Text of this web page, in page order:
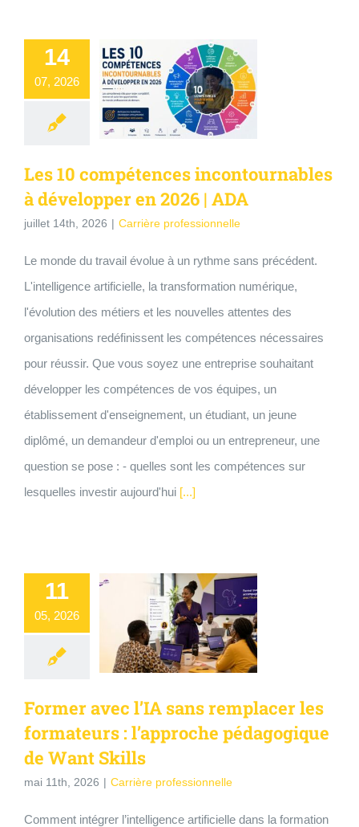
14
07, 2026
Les 10 compétences incontournables
à développer en 2026 | ADA
juillet 14th, 2026 | Carrière professionnelle
Le monde du travail évolue à un rythme sans précédent.
L'intelligence artificielle, la transformation numérique,
l'évolution des métiers et les nouvelles attentes des
organisations redéfinissent les compétences nécessaires
pour réussir. Que vous soyez une entreprise souhaitant
développer les compétences de vos équipes, un
établissement d'enseignement, un étudiant, un jeune
diplômé, un demandeur d'emploi ou un entrepreneur, une
question se pose : - quelles sont les compétences sur
lesquelles investir aujourd'hui[...]
11
05, 2026
Former avec l’IA sans remplacer les
formateurs : l’approche pédagogique
de Want Skills
mai 11th, 2026 | Carrière professionnelle
Comment intégrer l’intelligence artificielle dans la formation